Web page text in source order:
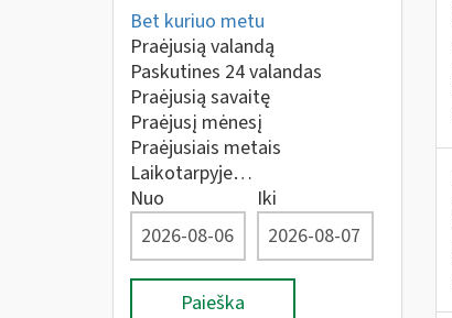
Bet kuriuo metu
Praėjusią valandą
Paskutines 24 valandas
Praėjusią savaitę
Praėjusį mėnesį
Praėjusiais metais
Laikotarpyje…
Nuo
Iki
Paieška